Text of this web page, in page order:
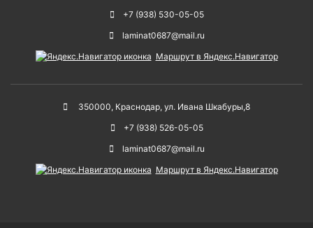
+7 (938) 530-05-05
laminat0687@mail.ru
Маршрут в Яндекс.Навигатор
350000, Краснодар, ул. Ивана Шкабуры,8
+7 (938) 526-05-05
laminat0687@mail.ru
Маршрут в Яндекс.Навигатор